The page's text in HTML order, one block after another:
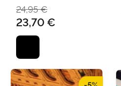
24,95 €
23,70 €